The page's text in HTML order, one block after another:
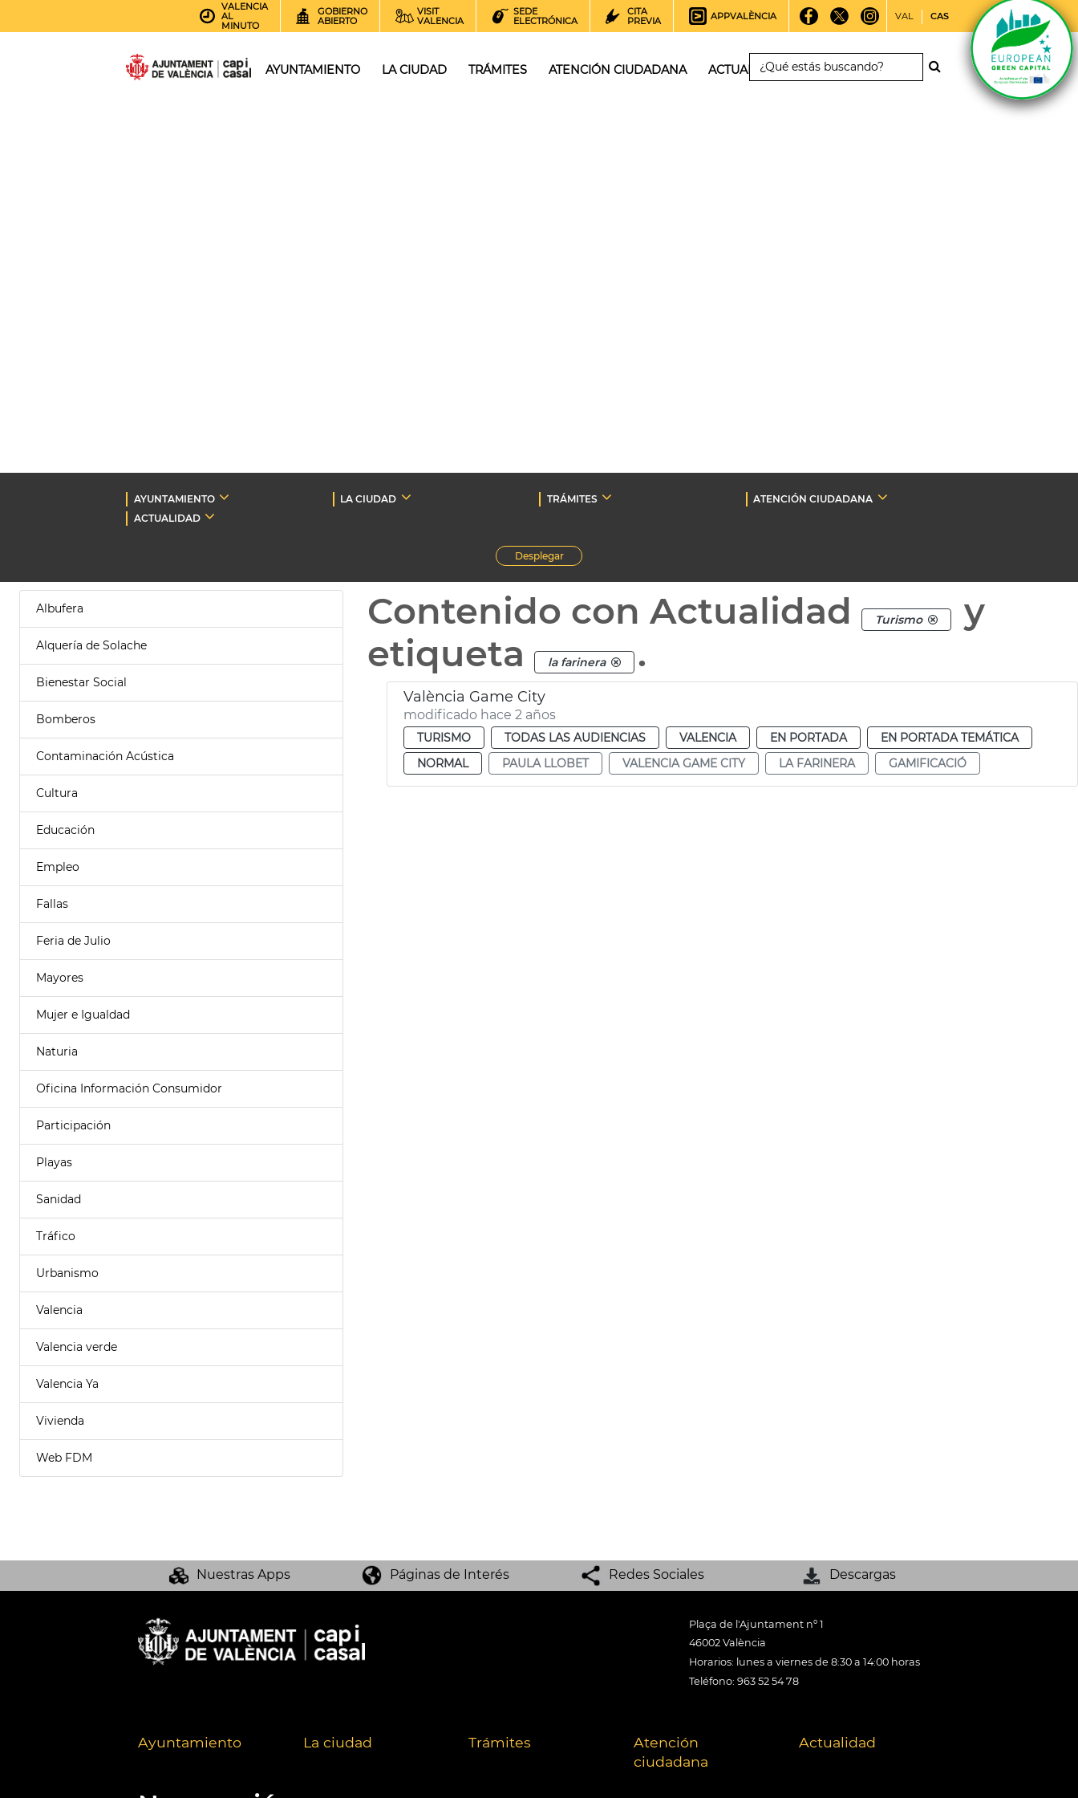
VALENCIA
AL
MINUTO
GOBIERNO
ABIERTO
VISIT
VALENCIA
SEDE
ELECTRÓNICA
CITA
PREVIA
APPVALÈNCIA VAL CAS
AYUNTAMIENTO LA CIUDAD TRÁMITES ATENCIÓN CIUDADANA ACTUALIDAD
AYUNTAMIENTO LA CIUDAD TRÁMITES
ATENCIÓN CIUDADANA
ACTUALIDAD
Desplegar
Albufera
Alquería de Solache
Bienestar Social
Bomberos
Contaminación Acústica
Cultura
Educación
Empleo
Fallas
Feria de Julio
Mayores
Mujer e Igualdad
Naturia
Oficina Información Consumidor
Participación
Playas
Sanidad
Tráfico
Urbanismo
Valencia
Valencia verde
Valencia Ya
Vivienda
Web FDM
Contenido con Actualidad Turismo
y
etiqueta
la farinera .
València Game City
modificado hace 2 años
TURISMO TODAS LAS AUDIENCIAS VALENCIA EN PORTADA
EN PORTADA TEMÁTICA
NORMAL
PAULA LLOBET VALENCIA GAME CITY LA FARINERA GAMIFICACIÓ
Nuestras Apps Páginas de Interés Redes Sociales Descargas
Plaça de l'Ajuntament nº 1
46002 València
Horarios: lunes a viernes de 8:30 a 14:00 horas
Teléfono: 963 52 54 78
Ayuntamiento La ciudad Trámites
Atención
ciudadana
Actualidad